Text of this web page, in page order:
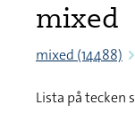
mixed
mixed (14488)
Lista på tecken